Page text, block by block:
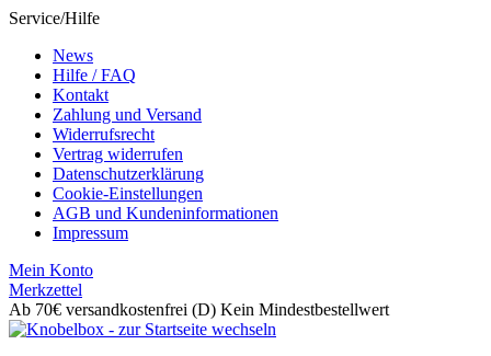
Service/Hilfe
News
Hilfe / FAQ
Kontakt
Zahlung und Versand
Widerrufsrecht
Vertrag widerrufen
Datenschutzerklärung
Cookie-Einstellungen
AGB und Kundeninformationen
Impressum
Mein Konto
Merkzettel
Ab 70€ versandkostenfrei (D) Kein Mindestbestellwert